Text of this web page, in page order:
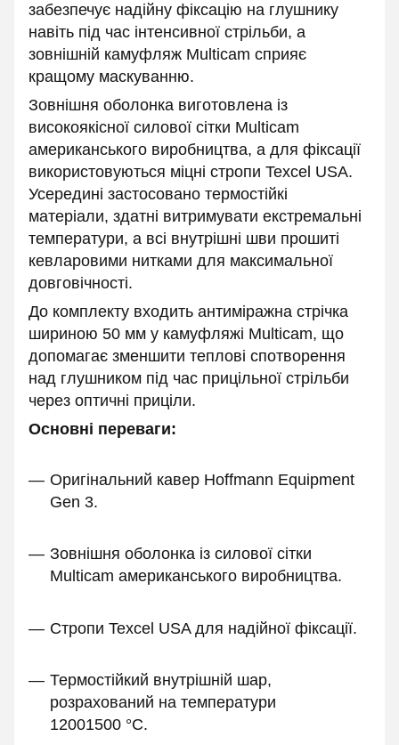
забезпечує надійну фіксацію на глушнику
навіть під час інтенсивної стрільби, а
зовнішній камуфляж Multicam сприяє
кращому маскуванню.
Зовнішня оболонка виготовлена із
високоякісної силової сітки Multicam
американського виробництва, а для фіксації
використовуються міцні стропи Texcel USA.
Усередині застосовано термостійкі
матеріали, здатні витримувати екстремальні
температури, а всі внутрішні шви прошиті
кевларовими нитками для максимальної
довговічності.
До комплекту входить антиміражна стрічка
шириною 50 мм у камуфляжі Multicam, що
допомагає зменшити теплові спотворення
над глушником під час прицільної стрільби
через оптичні приціли.
Основні переваги:
Оригінальний кавер Hoffmann Equipment
Gen 3.
Зовнішня оболонка із силової сітки
Multicam американського виробництва.
Стропи Texcel USA для надійної фіксації.
Термостійкий внутрішній шар,
розрахований на температури
12001500 °C.